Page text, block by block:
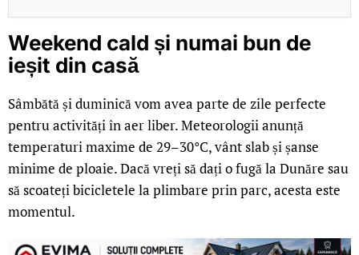
Weekend cald și numai bun de
ieșit din casă
Sâmbătă și duminică vom avea parte de zile perfecte
pentru activități în aer liber. Meteorologii anunță
temperaturi maxime de 29–30°C, vânt slab și șanse
minime de ploaie. Dacă vreți să dați o fugă la Dunăre sau
să scoateți bicicletele la plimbare prin parc, acesta este
momentul.